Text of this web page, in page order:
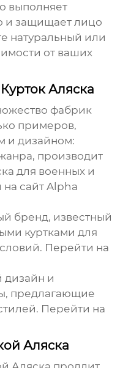
выполняет
и защищает лицо
натуральный или
от ваших
Аляска
фабрик
примеров,
и дизайном:
производит
для военных и
сайт Alpha
бренд, известный
куртками для
Перейти на
и
предлагающие
Перейти на
Аляска